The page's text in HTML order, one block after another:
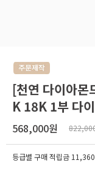
[천연 다이아
K 18K 1부 다
568,000원
등급별 구매 적립금 11,360